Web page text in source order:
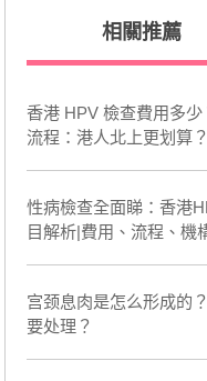
相關推薦
香港 HPV 檢查費用多
流程：港人北上更划算？
性病檢查全面睇：香港
目解析|費用、流程、機
宫颈息肉是怎么形成的
要处理？